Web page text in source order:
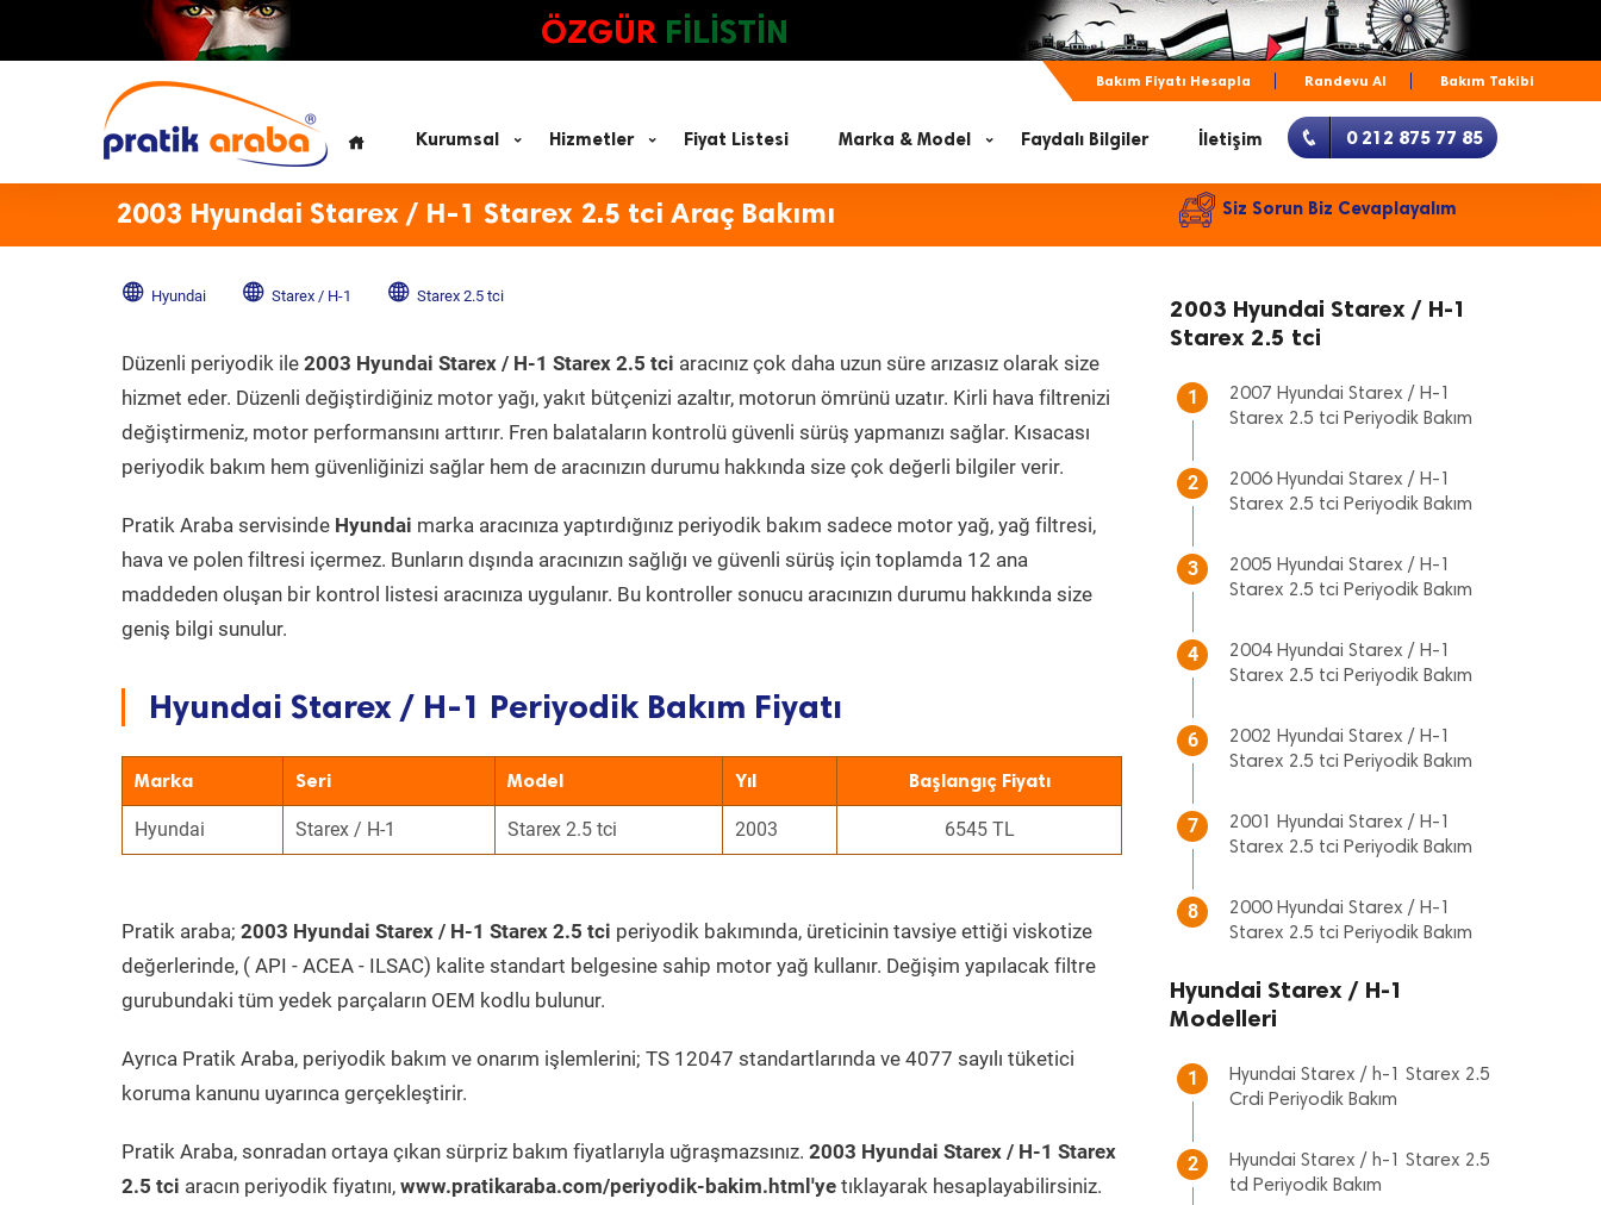
ÖZGÜR FİLİSTİN
Bakım Fiyatı Hesapla Randevu Al Bakım Takibi
Kurumsal Hizmetler Fiyat Listesi Marka & Model Faydalı Bilgiler İletişim 0 212 875 77 85
2003 Hyundai Starex / H-1 Starex 2.5 tci Araç Bakımı Siz Sorun Biz Cevaplayalım
Hyundai Starex / H-1 Starex 2.5 tci
Düzenli periyodik ile 2003 Hyundai Starex / H-1 Starex 2.5 tci aracınız çok daha uzun süre arızasız olarak size
hizmet eder. Düzenli değiştirdiğiniz motor yağı, yakıt bütçenizi azaltır, motorun ömrünü uzatır. Kirli hava filtrenizi
değiştirmeniz, motor performansını arttırır. Fren balataların kontrolü güvenli sürüş yapmanızı sağlar. Kısacası
periyodik bakım hem güvenliğinizi sağlar hem de aracınızın durumu hakkında size çok değerli bilgiler verir.
Pratik Araba servisinde Hyundai marka aracınıza yaptırdığınız periyodik bakım sadece motor yağ, yağ filtresi,
hava ve polen filtresi içermez. Bunların dışında aracınızın sağlığı ve güvenli sürüş için toplamda 12 ana
maddeden oluşan bir kontrol listesi aracınıza uygulanır. Bu kontroller sonucu aracınızın durumu hakkında size
geniş bilgi sunulur.
Hyundai Starex / H-1 Periyodik Bakım Fiyatı
Marka Seri Model Yıl Başlangıç Fiyatı
Hyundai Starex / H-1 Starex 2.5 tci 2003 6545 TL
Pratik araba; 2003 Hyundai Starex / H-1 Starex 2.5 tci periyodik bakımında, üreticinin tavsiye ettiği viskotize
değerlerinde, ( API - ACEA - ILSAC) kalite standart belgesine sahip motor yağ kullanır. Değişim yapılacak filtre
gurubundaki tüm yedek parçaların OEM kodlu bulunur.
Ayrıca Pratik Araba, periyodik bakım ve onarım işlemlerini; TS 12047 standartlarında ve 4077 sayılı tüketici
koruma kanunu uyarınca gerçekleştirir.
Pratik Araba, sonradan ortaya çıkan sürpriz bakım fiyatlarıyla uğraşmazsınız. 2003 Hyundai Starex / H-1 Starex
2.5 tci aracın periyodik fiyatını, www.pratikaraba.com/periyodik-bakim.html'ye tıklayarak hesaplayabilirsiniz.
2003 Hyundai Starex / H-1
Starex 2.5 tci
1
2007 Hyundai Starex / H-1
Starex 2.5 tci Periyodik Bakım
2
2006 Hyundai Starex / H-1
Starex 2.5 tci Periyodik Bakım
3
2005 Hyundai Starex / H-1
Starex 2.5 tci Periyodik Bakım
4
2004 Hyundai Starex / H-1
Starex 2.5 tci Periyodik Bakım
6
2002 Hyundai Starex / H-1
Starex 2.5 tci Periyodik Bakım
7
2001 Hyundai Starex / H-1
Starex 2.5 tci Periyodik Bakım
8
2000 Hyundai Starex / H-1
Starex 2.5 tci Periyodik Bakım
Hyundai Starex / H-1
Modelleri
1
Hyundai Starex / h-1 Starex 2.5
Crdi Periyodik Bakım
2
Hyundai Starex / h-1 Starex 2.5
td Periyodik Bakım